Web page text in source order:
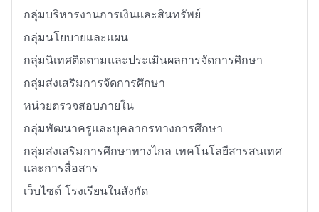
กลุ่มบริหารงานการเงินและสินทรัพย์
กลุ่มนโยบายและแผน
กลุ่มนิเทศติดตามและประเมินผลการจัดการศึกษา
กลุ่มส่งเสริมการจัดการศึกษา
หน่วยตรวจสอบภายใน
กลุ่มพัฒนาครูและบุคลากรทางการศึกษา
กลุ่มส่งเสริมการศึกษาทางไกล เทคโนโลยีสารสนเทศ
และการสื่อสาร
เว็บไซต์ โรงเรียนในสังกัด